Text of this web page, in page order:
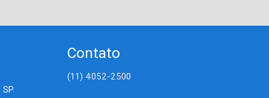
Contato
(11) 4052-2500